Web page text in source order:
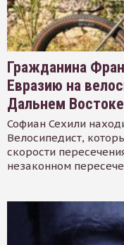
Гражданина
Евразию на
Дальнем Востоке
Софиан Сехили
Велосипедист,
скорости
незаконном